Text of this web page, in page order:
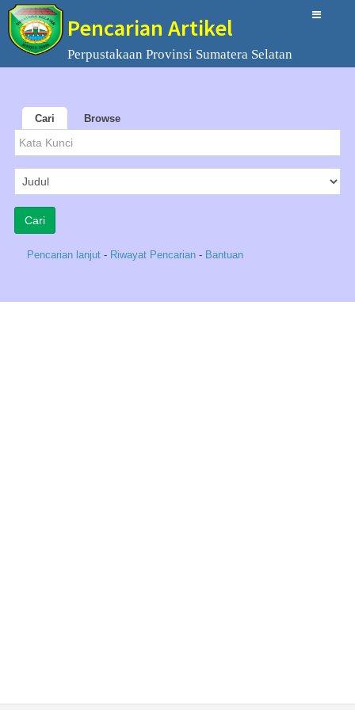
Pencarian Artikel
Perpustakaan Provinsi Sumatera Selatan
Cari Browse
Pencarian lanjut - Riwayat Pencarian - Bantuan